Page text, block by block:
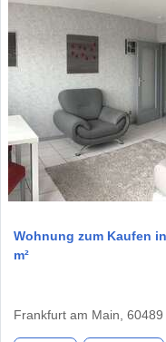
Wohnung zum Kaufen
m²
Frankfurt am Main, 60489